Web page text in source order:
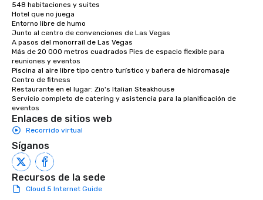
548 habitaciones y suites
Hotel que no juega
Entorno libre de humo
Junto al centro de convenciones de Las Vegas
A pasos del monorraíl de Las Vegas
Más de 20 000 metros cuadrados Pies de espacio flexible para
reuniones y eventos
Piscina al aire libre tipo centro turístico y bañera de hidromasaje
Centro de fitness
Restaurante en el lugar: Zio's Italian Steakhouse
Servicio completo de catering y asistencia para la planificación de
eventos
Enlaces de sitios web
Recorrido virtual
Síganos
Recursos de la sede
Cloud 5 Internet Guide